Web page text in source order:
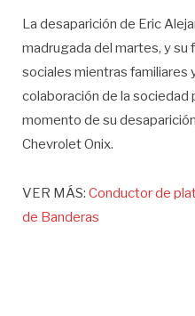
La desaparición de Eric
madrugada del martes, y
sociales mientras familiares
colaboración de la sociedad
momento de su
Chevrolet Onix.
VER MÁS: Conductor de
de Banderas